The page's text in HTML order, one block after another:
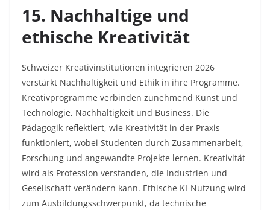
15. Nachhaltige und
ethische Kreativität
Schweizer Kreativinstitutionen integrieren 2026
verstärkt Nachhaltigkeit und Ethik in ihre Programme.
Kreativprogramme verbinden zunehmend Kunst und
Technologie, Nachhaltigkeit und Business. Die
Pädagogik reflektiert, wie Kreativität in der Praxis
funktioniert, wobei Studenten durch Zusammenarbeit,
Forschung und angewandte Projekte lernen. Kreativität
wird als Profession verstanden, die Industrien und
Gesellschaft verändern kann. Ethische KI-Nutzung wird
zum Ausbildungsschwerpunkt, da technische